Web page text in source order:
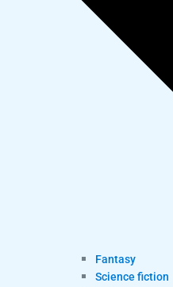
Fantasy
Science fiction